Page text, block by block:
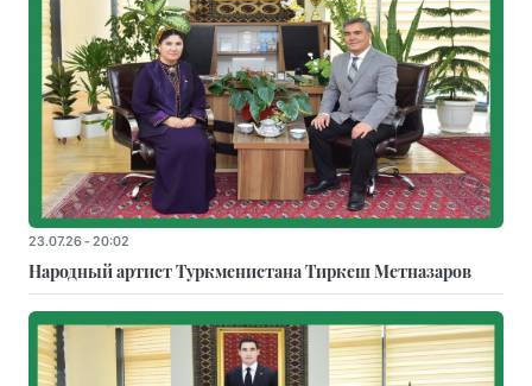
23.07.26 - 20:02
Народный артист Туркменистана Тиркеш Мeтназаров